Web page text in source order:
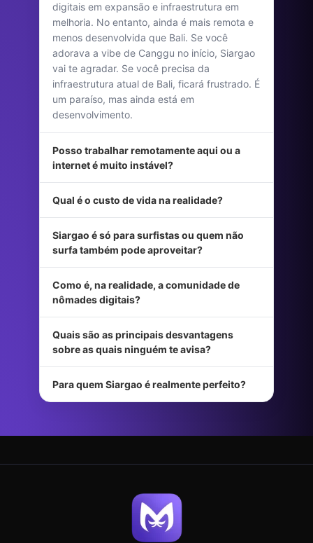
digitais em expansão e infraestrutura em
melhoria. No entanto, ainda é mais remota e
menos desenvolvida que Bali. Se você
adorava a vibe de Canggu no início, Siargao
vai te agradar. Se você precisa da
infraestrutura atual de Bali, ficará frustrado. É
um paraíso, mas ainda está em
desenvolvimento.
Posso trabalhar remotamente aqui ou a
internet é muito instável?
Qual é o custo de vida na realidade?
Siargao é só para surfistas ou quem não
surfa também pode aproveitar?
Como é, na realidade, a comunidade de
nômades digitais?
Quais são as principais desvantagens
sobre as quais ninguém te avisa?
Para quem Siargao é realmente perfeito?